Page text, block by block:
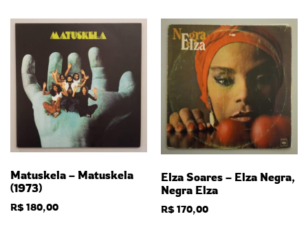
Matuskela – Matuskela
(1973)
R$180,00
Elza Soares – Elza Negra,
Negra Elza
R$170,00